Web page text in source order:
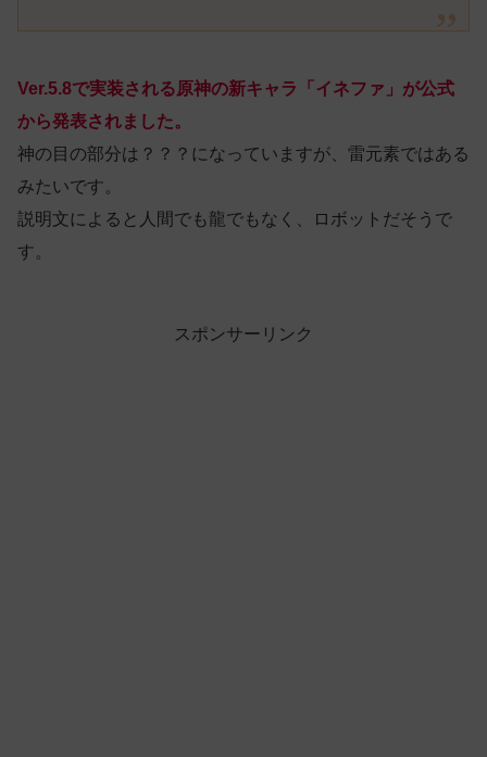
Ver.5.8で実装される原神の新キャラ「イネファ」が公式
から発表されました。
神の目の部分は？？？になっていますが、雷元素ではある
みたいです。
説明文によると人間でも龍でもなく、ロボットだそうで
す。
スポンサーリンク